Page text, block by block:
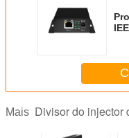
Mais Divisor do injector